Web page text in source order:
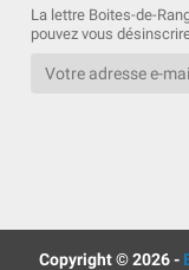
La lettre Boites-de-
pouvez vous
Copyright © 2026 -